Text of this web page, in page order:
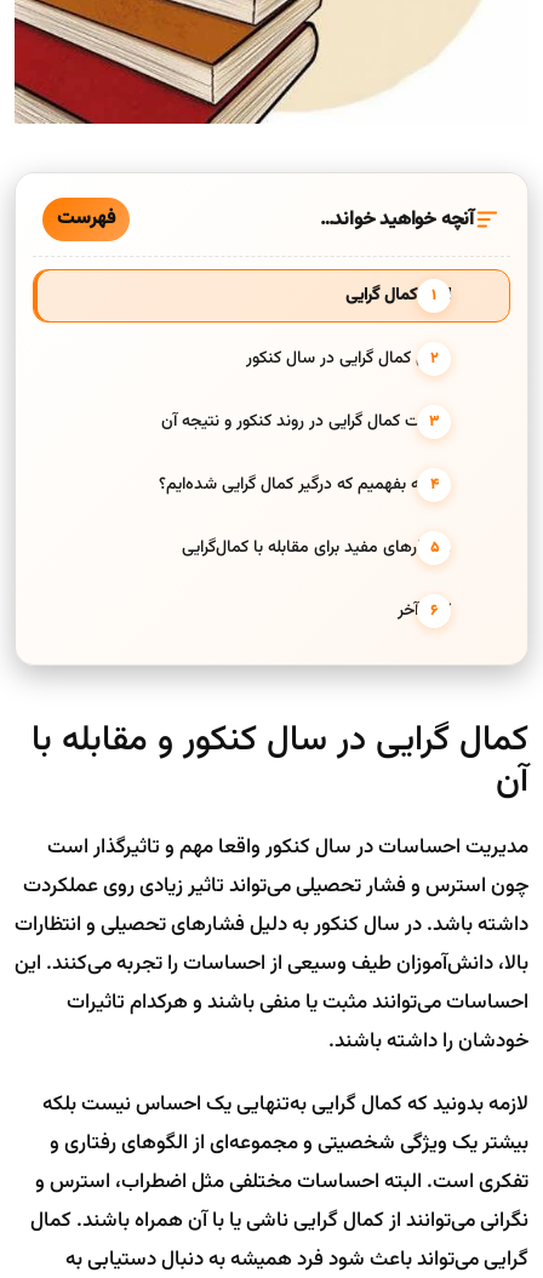
آنچه خواهید خواند… فهرست
انواع کمال گرایی
دلایل کمال گرایی در سال کنکور
تأثیرات کمال گرایی در روند کنکور و نتیجه آن
چگونه بفهمیم که درگیر کمال گرایی شده‌ایم؟
راهکارهای مفید برای مقابله با کمال‌گرایی
کلام آخر
کمال گرایی در سال کنکور و مقابله با
آن
مدیریت احساسات در سال کنکور واقعا مهم و تاثیرگذار است
چون استرس و فشار تحصیلی می‌تواند تاثیر زیادی روی عملکردت
داشته باشد. در سال کنکور به دلیل فشارهای تحصیلی و انتظارات
بالا، دانش‌آموزان طیف وسیعی از احساسات را تجربه می‌کنند. این
احساسات می‌توانند مثبت یا منفی باشند و هرکدام تاثیرات
خودشان را داشته باشند.
لازمه بدونید که کمال گرایی به‌تنهایی یک احساس نیست بلکه
بیشتر یک ویژگی شخصیتی و مجموعه‌ای از الگوهای رفتاری و
تفکری است. البته احساسات مختلفی مثل اضطراب، استرس و
نگرانی می‌توانند از کمال گرایی ناشی یا با آن همراه باشند. کمال
گرایی می‌تواند باعث شود فرد همیشه به دنبال دستیابی به